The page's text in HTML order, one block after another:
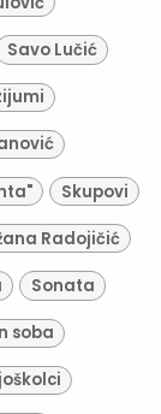
Savo Lučić
Skupovi
Radojičić
Sonata
soba